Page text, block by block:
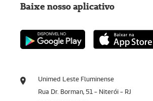
Unimed Leste Fluminense
Rua Dr. Borman, 51 - Niterói - RJ
Baixe nosso aplicativo